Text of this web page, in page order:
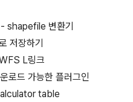
shapefile 변환기
저장하기
L링크
로드 가능한 플러그인
table